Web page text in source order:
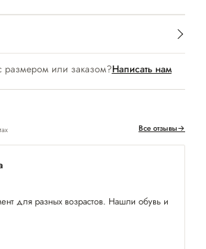
или заказом?Написать нам
Все отзывы→
для разных возрастов. Нашли обувь и